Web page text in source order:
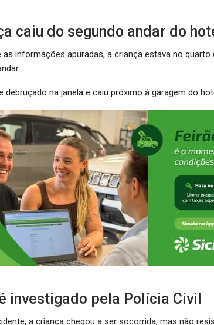
caiu do segundo andar do
informações apuradas, a criança estava no
debruçado na janela e caiu próximo à garagem do
investigado pela Polícia Civil
a criança chegou a ser socorrida, mas não